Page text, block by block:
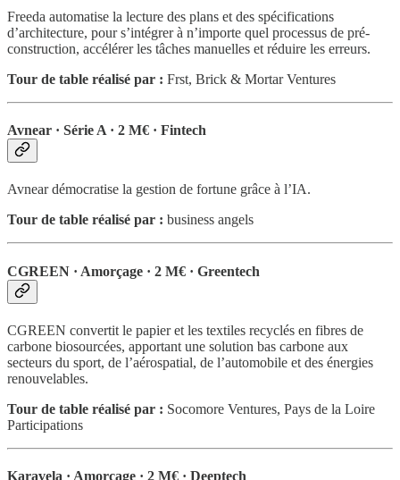
Freeda automatise la lecture des plans et des spécifications
d’architecture, pour s’intégrer à n’importe quel processus de pré-
construction, accélérer les tâches manuelles et réduire les erreurs.
Tour de table réalisé par : Frst, Brick & Mortar Ventures
Avnear · Série A · 2 M€ · Fintech
Avnear démocratise la gestion de fortune grâce à l’IA.
Tour de table réalisé par : business angels
CGREEN · Amorçage · 2 M€ · Greentech
CGREEN convertit le papier et les textiles recyclés en fibres de
carbone biosourcées, apportant une solution bas carbone aux
secteurs du sport, de l’aérospatial, de l’automobile et des énergies
renouvelables.
Tour de table réalisé par : Socomore Ventures, Pays de la Loire
Participations
Karavela · Amorçage · 2 M€ · Deeptech